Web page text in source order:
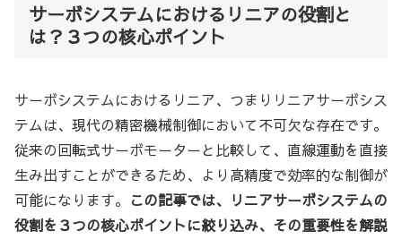
サーボシステムにおけるリニアの役割と
は？３つの核心ポイント
サーボシステムにおけるリニア、つまりリニアサーボシス
テムは、現代の精密機械制御において不可欠な存在です。
従来の回転式サーボモーターと比較して、直線運動を直接
生み出すことができるため、より高精度で効率的な制御が
可能になります。 この記事では、リニアサーボシステムの
役割を３つの核心ポイントに絞り込み、その重要性を解説